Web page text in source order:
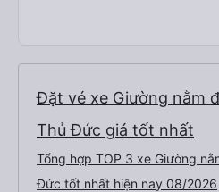
điểm dừng, họ đánh thức chúng tôi dậy
Nhìn chung, đó là một trải nghiệm tốt.
Đặt vé xe Giường nằm
Thủ Đức giá tốt nhất
Tổng hợp TOP 3 xe Giường
Đức tốt nhất hiện nay 08/2026